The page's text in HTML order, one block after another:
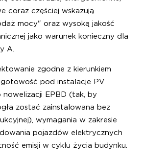
coraz częściej wskazują
mocy" oraz wysoką jakość
jako warunek konieczny dla
A.
zgodne z kierunkiem
pod instalacje PV
nowelizacji EPBD (tak, by
zostać zainstalowana bez
wymagania w zakresie
pojazdów elektrycznych
emisji w cyklu życia budynku.